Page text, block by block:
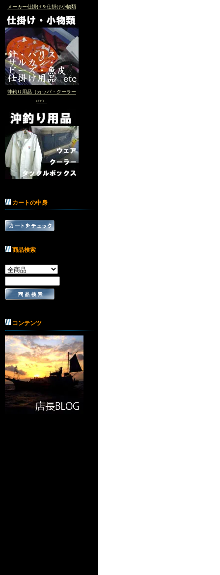
メーカー仕掛け＆仕掛け小物類
沖釣り用品（カッパ・クーラー
etc）
カートの中身
商品検索
コンテンツ